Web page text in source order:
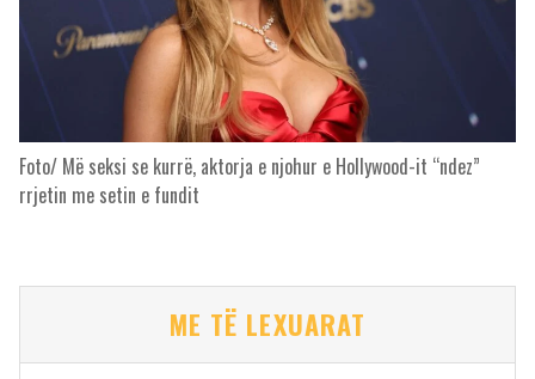
Foto/ Më seksi se kurrë, aktorja e njohur e Hollywood-it “ndez”
rrjetin me setin e fundit
ME TË LEXUARAT